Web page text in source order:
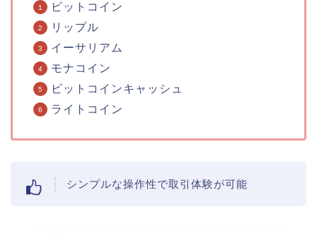
ビットコイン
リップル
イーサリアム
モナコイン
ビットコインキャッシュ
ライトコイン
シンプルな操作性で取引体験が可能